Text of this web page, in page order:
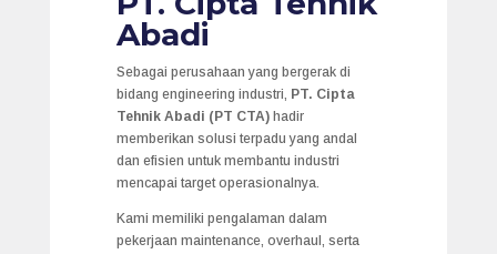
Abadi
Sebagai perusahaan yang bergerak di
bidang engineering industri, PT. Cipta
Tehnik Abadi (PT CTA)hadir
memberikan solusi terpadu yang andal
dan efisien untuk membantu industri
mencapai target operasionalnya.
Kami memiliki pengalaman dalam
pekerjaan maintenance, overhaul, serta